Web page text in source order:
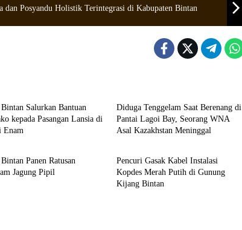
dan Posyandu Holistik Terintegrasi di Kabupaten Bintan
Salurkan Bantuan
kepada Pasangan Lansia di
Enam
Diduga Tenggelam Saat Berenang di
Pantai Lagoi Bay, Seorang WNA
Asal Kazakhstan Meninggal
Panen Ratusan
Jagung Pipil
Pencuri Gasak Kabel Instalasi
Kopdes Merah Putih di Gunung
Kijang Bintan